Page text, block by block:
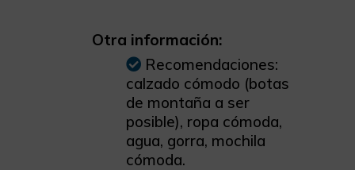
Otra información:
Recomendaciones:
calzado cómodo (botas
de montaña a ser
posible), ropa cómoda,
agua, gorra, mochila
cómoda.